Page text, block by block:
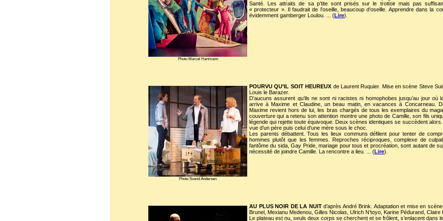
Photo Marcel Hartmann
Santé. Les attraits de sa p’tite sont prisés sur le trottoir mais pas
« protecteur ». Il faudrait de l’oseille, beaucoup d’oseille. Apprendre dans la
évidemment gamberger Loulou. ... (Lire).
Photo Svend Andersen
POURVU QU’IL SOIT HEUREUX de Laurent Ruquier. Mise en scène Steve
Louis le Barazer.
D’aucuns assurent qu’ils ne sont ni racistes ni homophobes jusqu’au jour
arrive à Maxime et Claudine, un beau matin, en vacances à Concarneau.
Maxime revient hors de lui, les bras chargés de tous les exemplaires du
couverture qui a retenu son attention montre une photo de Camille, son fils
légende qui rejette toute équivoque. Deux scènes identiques se succèdent alors.
vue d’un père puis celui d’une mère sous le choc.
Les parents débattent. Tous les lieux communs défilent pour tenter de
hommes plutôt que les femmes. Reproches réciproques, complexe de
fantôme du sida, Gay Pride, mariage pour tous et procréation, sont autant de
nécessité de joindre Camille. La rencontre a lieu. ... (Lire).
AU PLUS NOIR DE LA NUITd’après André Brink. Adaptation et mise en
Brunel, Mexianu Medenou, Gilles Nicolas, Ulrich N’toyo, Karine Pédurand, Claire
Le plateau est nu, seuls deux corps se cherchent et se frôlent, s’enlacent dans